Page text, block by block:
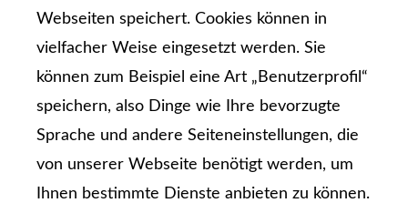
Webseiten speichert. Cookies können in
vielfacher Weise eingesetzt werden. Sie
können zum Beispiel eine Art „Benutzerprofil“
speichern, also Dinge wie Ihre bevorzugte
Sprache und andere Seiteneinstellungen, die
von unserer Webseite benötigt werden, um
Ihnen bestimmte Dienste anbieten zu können.